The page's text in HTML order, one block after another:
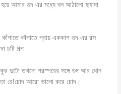
আমার গুদ এর মধ্যে ঘন আঠালো ফ্যাদা
কাঁপাতে প্রায় এককাপ গুদ এর রস
চটি গল্প
দুটো তখনো পরস্পরের সঙ্গে গুদ আর ধোন
রে!চোদ আরো ভালো করে চোদ।